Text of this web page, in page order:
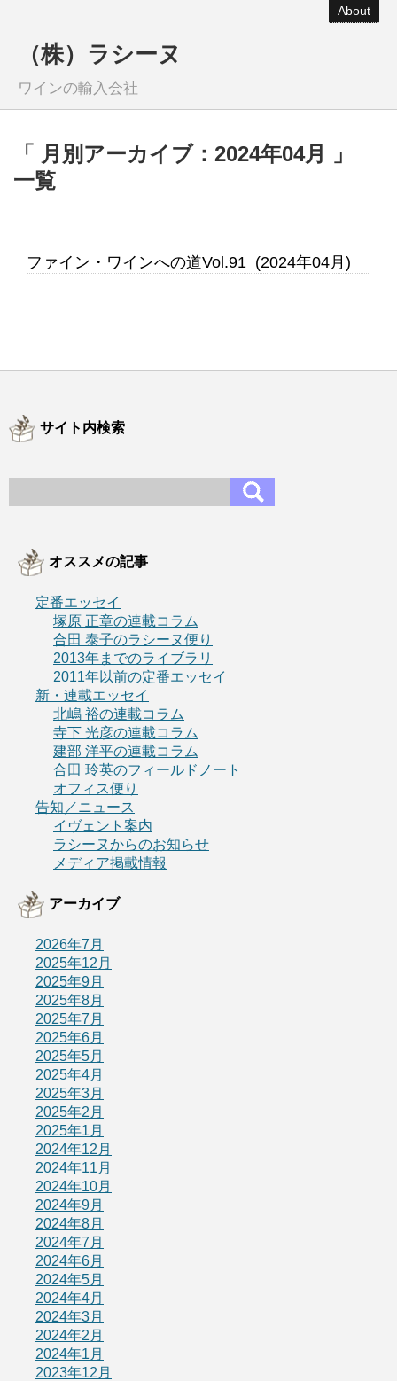
About
（株）ラシーヌ
ワインの輸入会社
「 月別アーカイブ：2024年04月 」
一覧
ファイン・ワインへの道Vol.91 (2024年04月)
サイト内検索
オススメの記事
定番エッセイ
塚原 正章の連載コラム
合田 泰子のラシーヌ便り
2013年までのライブラリ
2011年以前の定番エッセイ
新・連載エッセイ
北嶋 裕の連載コラム
寺下 光彦の連載コラム
建部 洋平の連載コラム
合田 玲英のフィールドノート
オフィス便り
告知／ニュース
イヴェント案内
ラシーヌからのお知らせ
メディア掲載情報
アーカイブ
2026年7月
2025年12月
2025年9月
2025年8月
2025年7月
2025年6月
2025年5月
2025年4月
2025年3月
2025年2月
2025年1月
2024年12月
2024年11月
2024年10月
2024年9月
2024年8月
2024年7月
2024年6月
2024年5月
2024年4月
2024年3月
2024年2月
2024年1月
2023年12月